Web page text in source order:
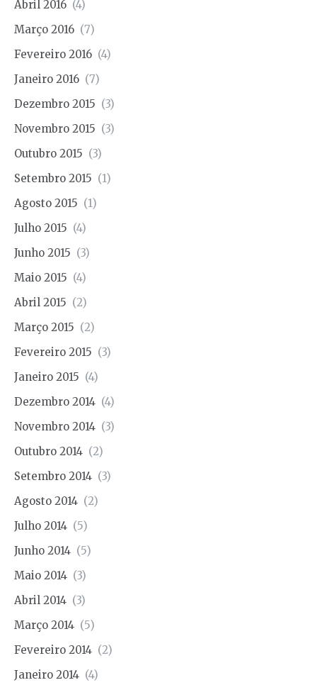
Abril 2016 (4)
Março 2016 (7)
Fevereiro 2016 (4)
Janeiro 2016 (7)
Dezembro 2015 (3)
Novembro 2015 (3)
Outubro 2015 (3)
Setembro 2015 (1)
Agosto 2015 (1)
Julho 2015 (4)
Junho 2015 (3)
Maio 2015 (4)
Abril 2015 (2)
Março 2015 (2)
Fevereiro 2015 (3)
Janeiro 2015 (4)
Dezembro 2014 (4)
Novembro 2014 (3)
Outubro 2014 (2)
Setembro 2014 (3)
Agosto 2014 (2)
Julho 2014 (5)
Junho 2014 (5)
Maio 2014 (3)
Abril 2014 (3)
Março 2014 (5)
Fevereiro 2014 (2)
Janeiro 2014 (4)